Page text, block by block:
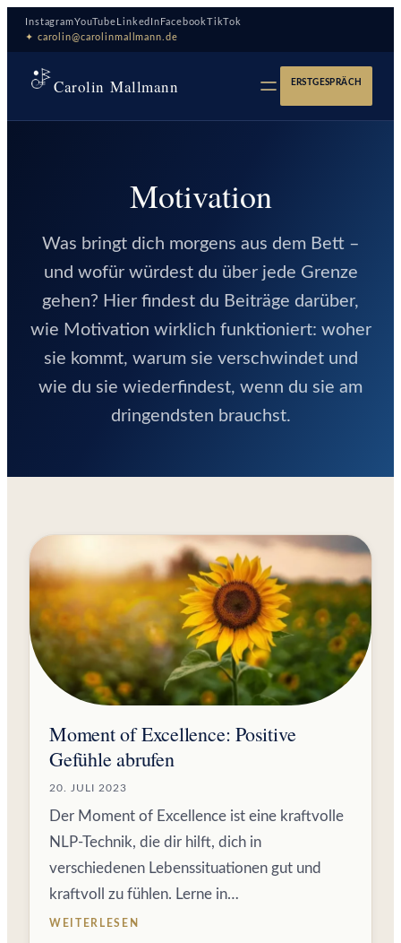
Zum
Inhalt
InstagramYouTube LinkedIn FacebookTikTok
✦ carolin@carolinmallmann.de
Carolin Mallmann ERSTGESPRÄCH
Motivation
Was bringt dich morgens aus dem Bett –
und wofür würdest du über jede Grenze
gehen? Hier findest du Beiträge darüber,
wie Motivation wirklich funktioniert: woher
sie kommt, warum sie verschwindet und
wie du sie wiederfindest, wenn du sie am
dringendsten brauchst.
Moment of Excellence: Positive
Gefühle abrufen
20. JULI 2023
Der Moment of Excellence ist eine kraftvolle
NLP-Technik, die dir hilft, dich in
verschiedenen Lebenssituationen gut und
kraftvoll zu fühlen. Lerne in…
WEITERLESEN